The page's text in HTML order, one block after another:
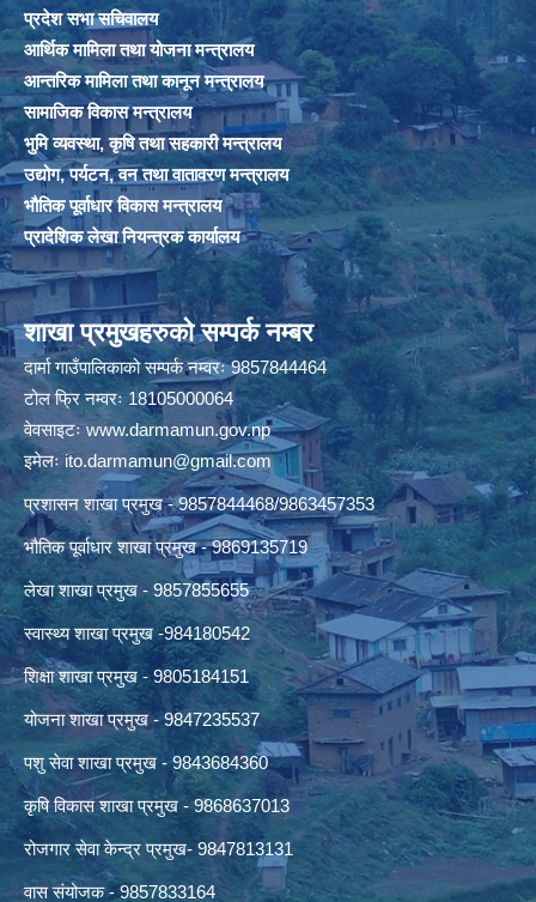
प्रदेश सभा सचिवालय
आर्थिक मामिला तथा योजना मन्त्रालय
आन्तरिक मामिला तथा कानून मन्त्रालय
सामाजिक विकास मन्त्रालय
भुमि व्यवस्था, कृषि तथा सहकारी मन्त्रालय
उद्योग, पर्यटन, वन तथा वातावरण मन्त्रालय
भौतिक पूर्वाधार विकास मन्त्रालय
प्रादेशिक लेखा नियन्त्रक कार्यालय
शाखा प्रमुखहरुको सम्पर्क नम्बर
दार्मा गाउँपालिकाको सम्पर्क नम्वरः 9857844464
टोल फ्रि नम्वरः 18105000064
वेवसाइटःwww.darmamun.gov.np
इमेलःito.darmamun@gmail.com
प्रशासन शाखा प्रमुख - 9857844468/9863457353
भौतिक पूर्वाधार शाखा प्रमुख - 9869135719
लेखा शाखा प्रमुख - 9857855655
स्वास्थ्य शाखा प्रमुख -984180542
शिक्षा शाखा प्रमुख - 9805184151
योजना शाखा प्रमुख - 9847235537
पशु सेवा शाखा प्रमुख - 9843684360
कृषि विकास शाखा प्रमुख - 9868637013
रोजगार सेवा केन्द्र प्रमुख- 9847813131
वास संयोजक - 9857833164